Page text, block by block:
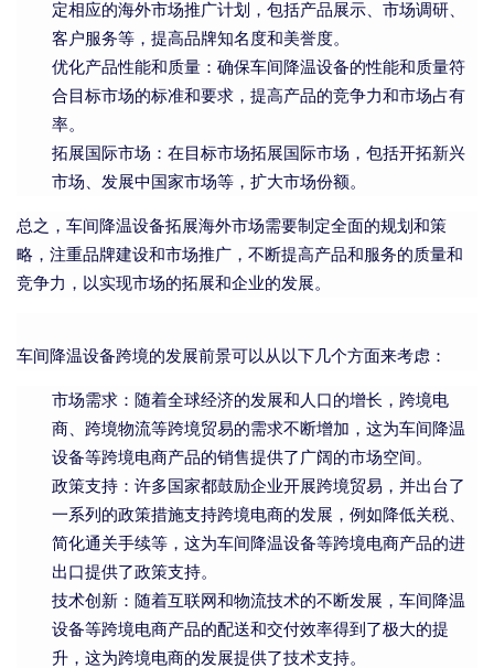
定相应的海外市场推广计划，包括产品展示、市场调研、
客户服务等，提高品牌知名度和美誉度。
优化产品性能和质量：确保车间降温设备的性能和质量符
合目标市场的标准和要求，提高产品的竞争力和市场占有
率。
拓展国际市场：在目标市场拓展国际市场，包括开拓新兴
市场、发展中国家市场等，扩大市场份额。
总之，车间降温设备拓展海外市场需要制定全面的规划和策
略，注重品牌建设和市场推广，不断提高产品和服务的质量和
竞争力，以实现市场的拓展和企业的发展。
车间降温设备跨境的发展前景可以从以下几个方面来考虑：
市场需求：随着全球经济的发展和人口的增长，跨境电
商、跨境物流等跨境贸易的需求不断增加，这为车间降温
设备等跨境电商产品的销售提供了广阔的市场空间。
政策支持：许多国家都鼓励企业开展跨境贸易，并出台了
一系列的政策措施支持跨境电商的发展，例如降低关税、
简化通关手续等，这为车间降温设备等跨境电商产品的进
出口提供了政策支持。
技术创新：随着互联网和物流技术的不断发展，车间降温
设备等跨境电商产品的配送和交付效率得到了极大的提
升，这为跨境电商的发展提供了技术支持。